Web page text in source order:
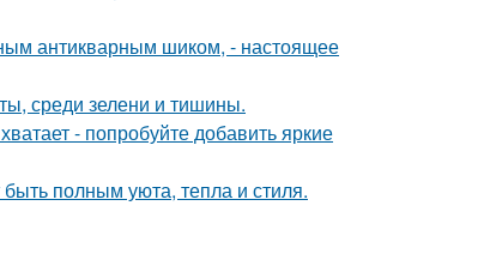
антикварным шиком, - настоящее
среди зелени и тишины.
- попробуйте добавить яркие
полным уюта, тепла и стиля.